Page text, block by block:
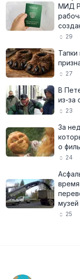
МИД
29
27
В
из-за
23
За
о
24
музей
25